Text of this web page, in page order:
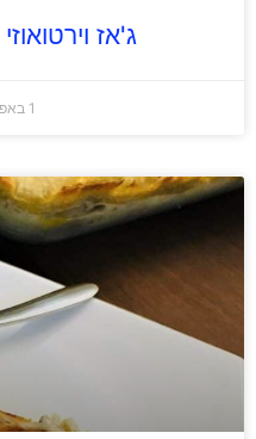
ג'אז
1 באפריל 2017